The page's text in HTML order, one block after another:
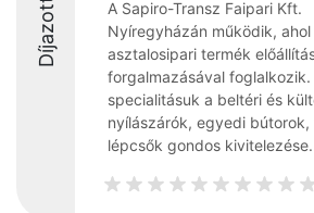
Díjazottak
A Sapiro-Transz Faipari Kft.
Nyíregyházán működik,
asztalosipari termék
forgalmazásával
specialitásuk a beltéri és
nyílászárók, egyedi bútorok,
lépcsők gondos